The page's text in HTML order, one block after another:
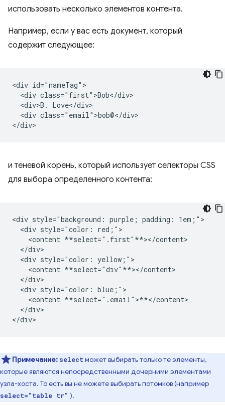
использовать несколько элементов контента.
Например, если у вас есть документ, который
содержит следующее:
<div id="nameTag">
  <div class="first">Bob</div>
  <div>B. Love</div>
  <div class="email">bob@</div>
и теневой корень, который использует селекторы CSS
для выбора определенного контента:
<div style="background: purple; padding: 1em;">
  <div style="color: red;">
    <content **select=".first"**></content>
  </div>
  <div style="color: yellow;">
    <content **select="div"**></content>
  </div>
  <div style="color: blue;">
    <content **select=".email">**</content>
  </div>
Примечание: select может выбирать только те элементы,
которые являются непосредственными дочерними элементами
узла-хоста. То есть вы не можете выбирать потомков (например
select="table tr" ).